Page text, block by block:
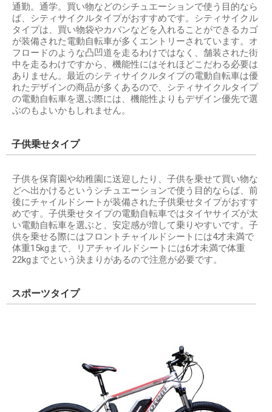
通勤。通学。買い物などのシチュエーションで使う目的なら
ば、シティサイクルタイプがおすすめです。シティサイクル
タイプは、買い物袋やカバンなどを入れることができるカゴ
が装備された電動自転車が多くエントリーされています。オ
フロードのような凸凹道を走るわけではなく、舗装された街
中を走るわけですから、機能性にはそれほどこだわる必要は
ありません。最近のシティサイクルタイプの電動自転車は優
れたデザインの商品が多くあるので、シティサイクルタイプ
の電動自転車を選ぶ際には、機能性よりもデザイン優先で選
ぶのもよいかもしれません。
子供乗せタイプ
子供を保育園や幼稚園に送迎したり、子供を乗せて買い物な
どへ出かけるというシチュエーションで使う目的ならば、前
後にチャイルドシートが装備された子供乗せタイプがおすす
めです。子供乗せタイプの電動自転車ではタイヤサイズが太
い電動自転車を選ぶと、安定感が増して乗りやすいです。子
供を乗せる際にはフロントチャイルドシートには4才未満で
体重15kgまで、リアチャイルドシートには6才未満で体重
22kgまでという決まりがあるので注意が必要です。
スポーツタイプ